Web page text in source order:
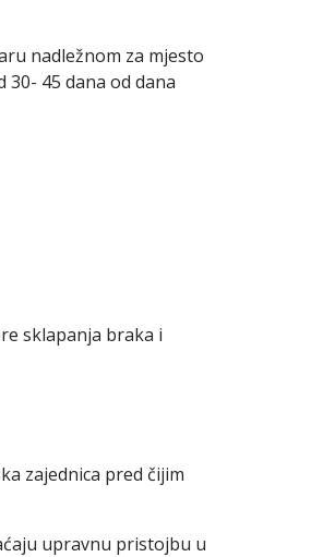
nadležnom za mjesto
45 dana od dana
sklapanja braka i
zajednica pred čijim
upravnu pristojbu u